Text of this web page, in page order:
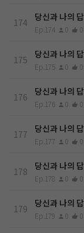
174 당신과 나의
Ep.174 0 0
175 당신과 나의
Ep.175 0 0
176 당신과 나의
Ep.176 0 0
177 당신과 나의
Ep.177 0 0
178 당신과 나의
Ep.178 0 0
179 당신과 나의
Ep.179 0 0